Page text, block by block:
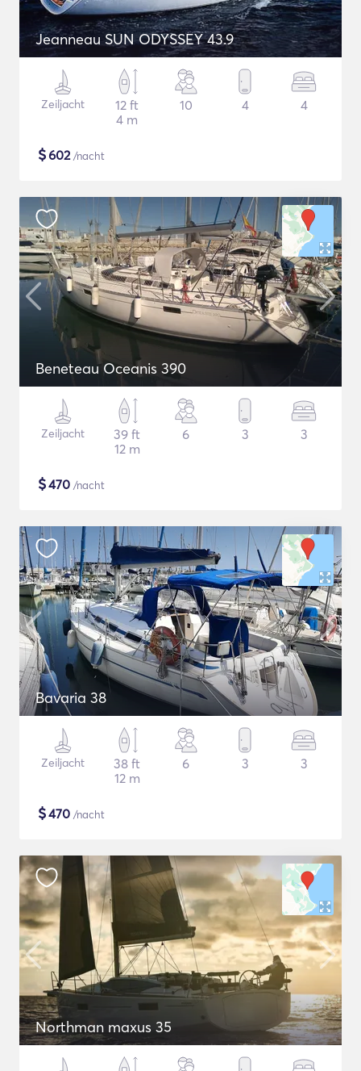
Jeanneau SUN ODYSSEY 43.9
Zeiljacht
12 ft
4 m
10 4 4
$602/nacht
Beneteau Oceanis 390
Zeiljacht
39 ft
12 m
6 3 3
$470 /nacht
Bavaria 38
Zeiljacht
38 ft
12 m
6 3 3
$470 /nacht
Northman maxus 35